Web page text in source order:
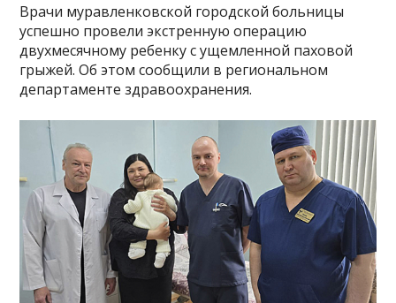
Врачи муравленковской городской больницы
успешно провели экстренную операцию
двухмесячному ребенку с ущемленной паховой
грыжей. Об этом сообщили в региональном
департаменте здравоохранения.